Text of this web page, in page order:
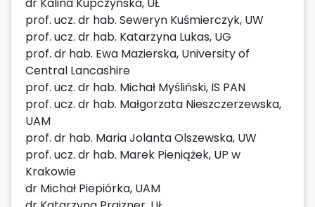
prof. ucz. dr hab. Seweryn Kuśmierczyk, UW
prof. ucz. dr hab. Katarzyna Lukas, UG
prof. dr hab. Ewa Mazierska, University of
Central Lancashire
prof. ucz. dr hab. Michał Myśliński, IS PAN
prof. ucz. dr hab. Małgorzata Nieszczerzewska,
UAM
prof. dr hab. Maria Jolanta Olszewska, UW
prof. ucz. dr hab. Marek Pieniążek, UP w
Krakowie
dr Michał Piepiórka, UAM